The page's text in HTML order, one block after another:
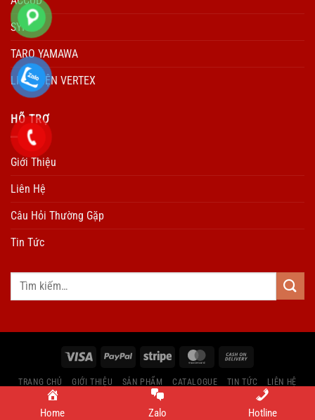
SYIC
TARO YAMAWA
LINH KIỆN VERTEX
HÕ TRỢ
Giới Thiệu
Liên Hệ
Câu Hỏi Thường Gặp
Tin Tức
TRANG CHỦ GIỚI THIỆU SẢN PHẨM CATALOGUE TIN TỨC LIÊN HỆ
Copyright by Ngu Kim Dinh Vang
Home Zalo Hotline